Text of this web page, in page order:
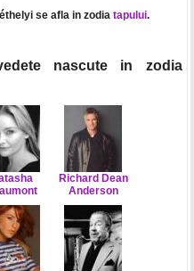
se afla in zodia tapului.
nascute in zodia
Richard Dean
Anderson